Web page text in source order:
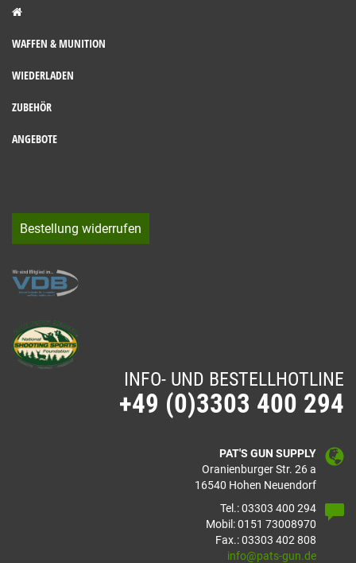
WAFFEN & MUNITION
WIEDERLADEN
ZUBEHÖR
ANGEBOTE
Bestellung widerrufen
INFO- UND BESTELLHOTLINE
+49 (0)3303 400 294
PAT'S GUN SUPPLY
Oranienburger Str. 26 a
16540 Hohen Neuendorf
Tel.: 03303 400 294
Mobil: 0151 73008970
Fax.: 03303 402 808
info@pats-gun.de